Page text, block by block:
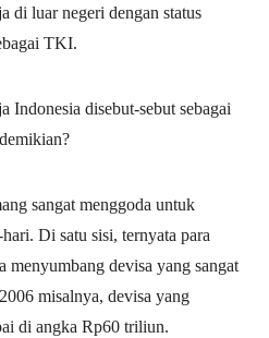
di luar negeri dengan status
TKI.
Indonesia disebut-sebut sebagai
sangat menggoda untuk
Di satu sisi, ternyata para
menyumbang devisa yang sangat
misalnya, devisa yang
di angka Rp60 triliun.